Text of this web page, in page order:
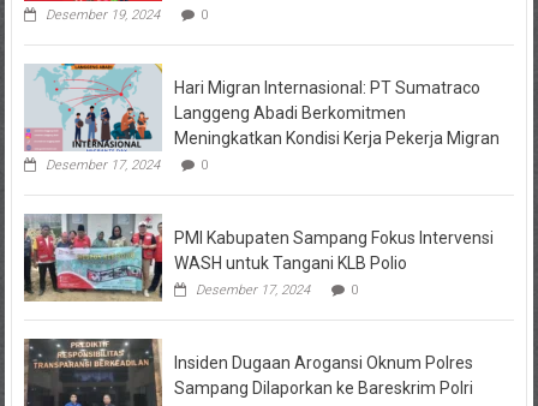
Desember 19, 2024 0
Hari Migran Internasional: PT Sumatraco
Langgeng Abadi Berkomitmen
Meningkatkan Kondisi Kerja Pekerja Migran
Desember 17, 2024 0
PMI Kabupaten Sampang Fokus Intervensi
WASH untuk Tangani KLB Polio
Desember 17, 2024 0
Insiden Dugaan Arogansi Oknum Polres
Sampang Dilaporkan ke Bareskrim Polri